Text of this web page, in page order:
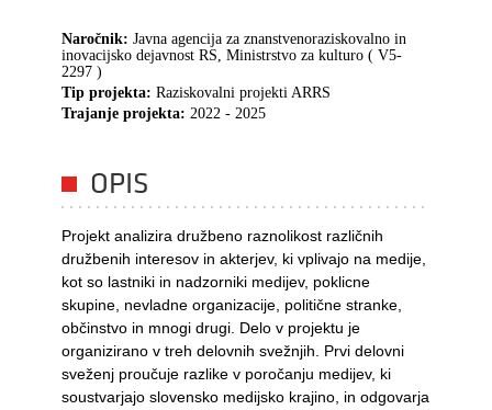
Naročnik: Javna agencija za znanstvenoraziskovalno in
inovacijsko dejavnost RS, Ministrstvo za kulturo ( V5-
2297 )
Tip projekta: Raziskovalni projekti ARRS
Trajanje projekta: 2022 - 2025
OPIS
Projekt analizira družbeno raznolikost različnih
družbenih interesov in akterjev, ki vplivajo na medije,
kot so lastniki in nadzorniki medijev, poklicne
skupine, nevladne organizacije, politične stranke,
občinstvo in mnogi drugi. Delo v projektu je
organizirano v treh delovnih svežnjih. Prvi delovni
sveženj proučuje razlike v poročanju medijev, ki
soustvarjajo slovensko medijsko krajino, in odgovarja